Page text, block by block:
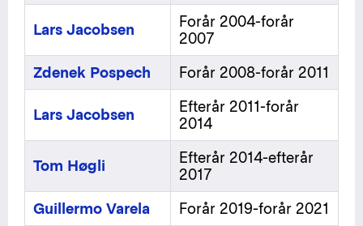
Lars Jacobsen
Forår 2004-forår
2007
Zdenek Pospech
Forår 2008-forår 2011
Lars Jacobsen
Efterår 2011-forår
2014
Tom Høgli
Efterår 2014-efterår
2017
Guillermo Varela
Forår 2019-forår 2021